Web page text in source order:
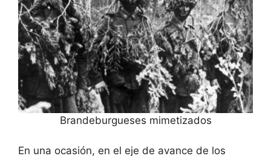
Brandeburgueses mimetizados
En una ocasión, en el eje de avance de los